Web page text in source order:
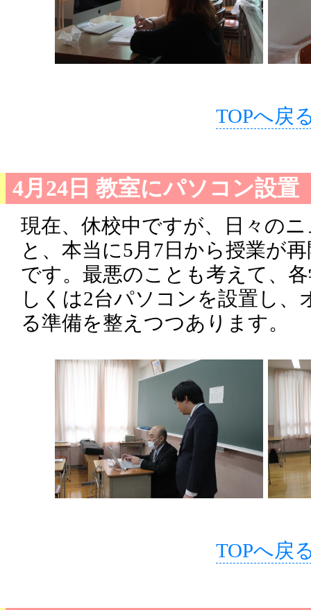
TOPへ戻
4月24日 教室にパソコン設置
現在、休校中ですが、日々の
と、本当に5月7日から授業が
です。最悪のことも考えて、
しくは2台パソコンを設置し、
る準備を整えつつあります。
TOPへ戻